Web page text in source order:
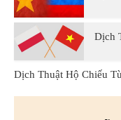
Dịch
Dịch Thuật Hộ Chiếu